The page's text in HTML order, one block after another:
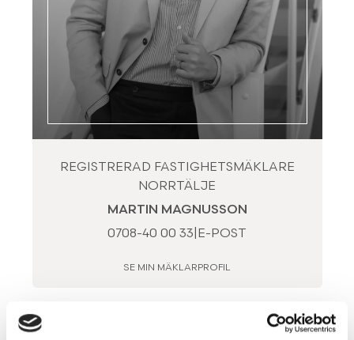
REGISTRERAD FASTIGHETSMÄKLARE
NORRTÄLJE
MARTIN MAGNUSSON
0708-40 00 33 E-POST
SE MIN MÄKLARPROFIL